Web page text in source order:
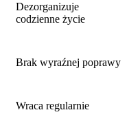
Dezorganizuje
codzienne życie
Brak wyraźnej poprawy
Wraca regularnie